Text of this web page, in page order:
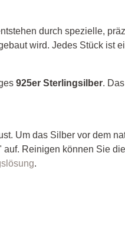
durch spezielle,
wird. Jedes Stück ist
925er Sterlingsilber.
Um das Silber vor dem
Reinigen können Sie
.